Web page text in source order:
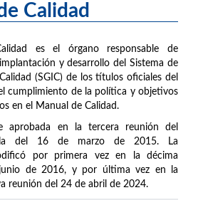
Calidad
es el órgano responsable de
y desarrollo del Sistema de
(SGIC) de los títulos oficiales del
cumplimiento de la política y objetivos
en el Manual de Calidad.
aprobada en la tercera reunión del
del 16 de marzo de 2015. La
por primera vez en la décima
de 2016, y por última vez en la
reunión del 24 de abril de 2024.